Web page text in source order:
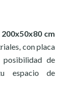
cm
con placa
de
espacio de